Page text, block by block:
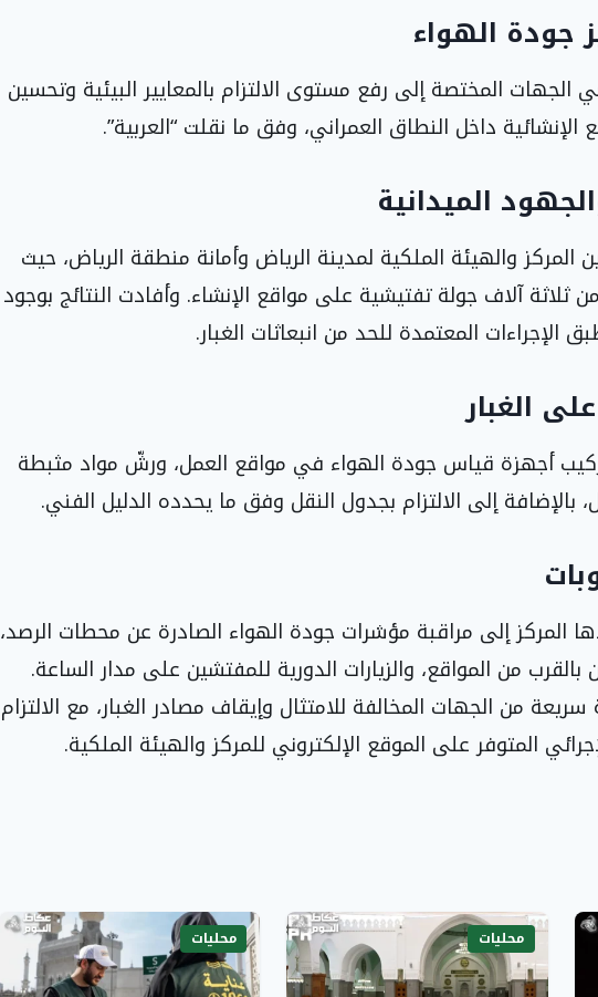
جودة الهواء
المختصة إلى رفع مستوى الالتزام بالمعايير البيئية وتحسين
الإنشائية داخل النطاق العمراني، وفق ما نقلت “العربية”.
الميدانية
المركز والهيئة الملكية لمدينة الرياض وأمانة منطقة الرياض، حيث
ثلاثة آلاف جولة تفتيشية على مواقع الإنشاء. وأفادت النتائج بوجود
الإجراءات المعتمدة للحد من انبعاثات الغبار.
الغبار
أجهزة قياس جودة الهواء في مواقع العمل، ورشّ مواد مثبطة
بالإضافة إلى الالتزام بجدول النقل وفق ما يحدده الدليل الفني.
المركز إلى مراقبة مؤشرات جودة الهواء الصادرة عن محطات الرصد،
من المواقع، والزيارات الدورية للمفتشين على مدار الساعة.
من الجهات المخالفة للامتثال وإيقاف مصادر الغبار، مع الالتزام
المتوفر على الموقع الإلكتروني للمركز والهيئة الملكية.
محليات محليات